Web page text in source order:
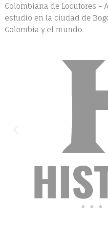
Colombiana de Locutores –
estudio en la ciudad de
Colombia y el mundo.